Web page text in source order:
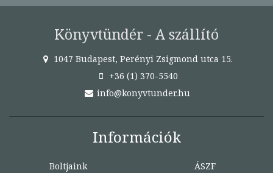
Könyvtündér - A szállító
1047 Budapest, Perényi Zsigmond utca 15.
+36 (1) 370-5540
info@konyvtunder.hu
Információk
Boltjaink
ÁSZF